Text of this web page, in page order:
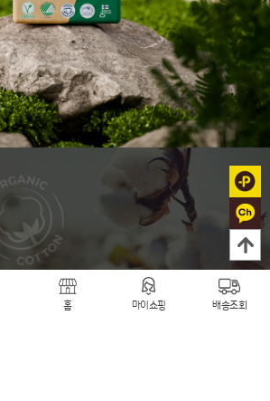
홈 마이쇼핑 배송조회